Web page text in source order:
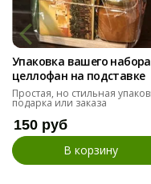
Упаковка вашего
целлофан на подставке
Простая, но стильная
подарка или заказа
150 руб
В корзину